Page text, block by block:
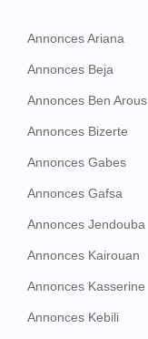
Annonces Ariana
Annonces Beja
Annonces Ben Arous
Annonces Bizerte
Annonces Gabes
Annonces Gafsa
Annonces Jendouba
Annonces Kairouan
Annonces Kasserine
Annonces Kebili